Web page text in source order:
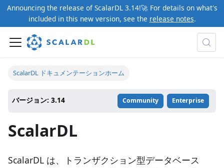
Announcing the release of ScalarDL 3.14!🚀 For details on what's
included in this new version, see the release notes.
ScalarDL ドキュメンテーションホーム
バージョン: 3.14 Community Enterprise
ScalarDL
ScalarDL は、トランザクション型データベース